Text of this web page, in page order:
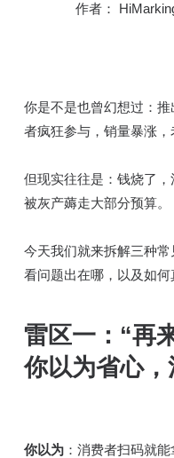
作者：
你是不是也曾幻想过：推
者疯狂参与，销量暴涨
但现实往往是：钱烧了
被灰产薅走大部分预算。
今天我们就来拆解三种常
看问题出在哪，以及如何
雷区一：“再
你以为省心
你以为：消费者扫码就能